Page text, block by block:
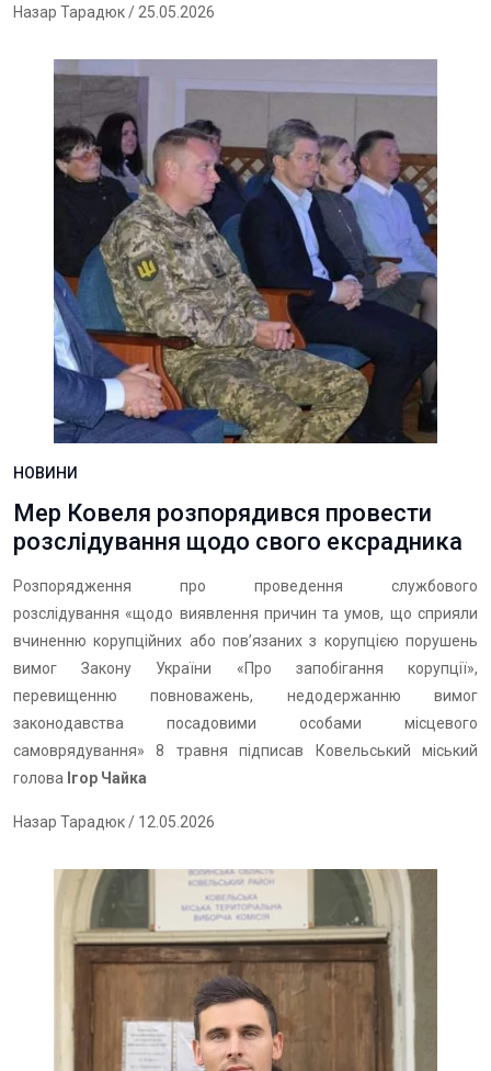
Назар Тарадюк/ 25.05.2026
НОВИНИ
Мер Ковеля розпорядився провести
розслідування щодо свого ексрадника
Розпорядження про проведення службового
розслідування «щодо виявлення причин та умов, що сприяли
вчиненню корупційних або пов’язаних з корупцією порушень
вимог Закону України «Про запобігання корупції»,
перевищенню повноважень, недодержанню вимог
законодавства посадовими особами місцевого
самоврядування» 8 травня підписав Ковельський міський
голова Ігор Чайка
Назар Тарадюк/ 12.05.2026